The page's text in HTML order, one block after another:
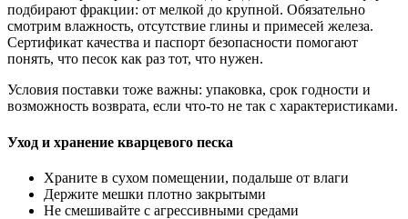
подбирают фракции: от мелкой до крупной. Обязательно
смотрим влажность, отсутствие глины и примесей железа.
Сертификат качества и паспорт безопасности помогают
понять, что песок как раз тот, что нужен.
Условия поставки тоже важны: упаковка, срок годности и
возможность возврата, если что-то не так с характеристиками.
Уход и хранение кварцевого песка
Храните в сухом помещении, подальше от влаги
Держите мешки плотно закрытыми
Не смешивайте с агрессивными средами